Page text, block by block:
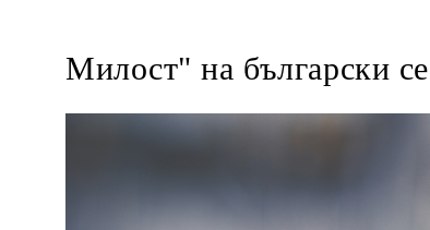
Милост" на български